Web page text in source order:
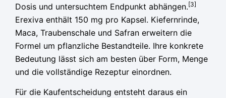
Dosis und untersuchtem Endpunkt abhängen.[3]
Erexiva enthält 150 mg pro Kapsel. Kiefernrinde,
Maca, Traubenschale und Safran erweitern die
Formel um pflanzliche Bestandteile. Ihre konkrete
Bedeutung lässt sich am besten über Form, Menge
und die vollständige Rezeptur einordnen.
Für die Kaufentscheidung entsteht daraus ein